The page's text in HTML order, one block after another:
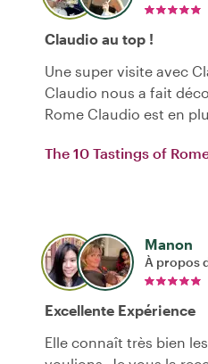
Claudio au top !
Une super visite avec
Claudio nous a fait
Rome Claudio est en
The 10 Tastings of
Manon
À propos
Excellente Expérience
Elle connaît très bien